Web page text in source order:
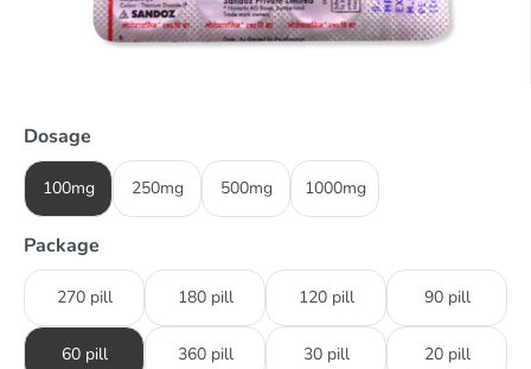
Dosage
100mg 250mg 500mg 1000mg
Package
270 pill 180 pill 120 pill 90 pill
60 pill 360 pill 30 pill 20 pill